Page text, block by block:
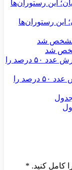
این رستوران‌ها
ضرب‌الاجل کارگران به تامین اجتماعی؛ گزارش عدد ۵۰ درصد را
کامل کنید. *